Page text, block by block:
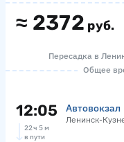
≈ 2372 руб.
Пересадка в
Общее
12:05 Автовокзал
Ленинск-
22 ч 5 м
в пути